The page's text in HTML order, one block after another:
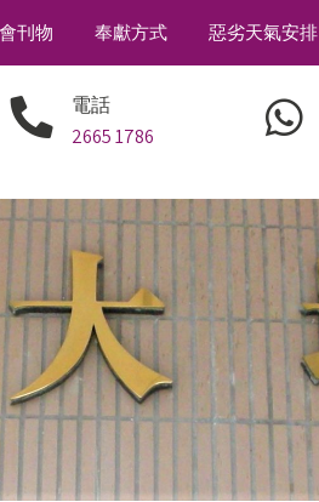
刊物 奉獻方式 惡劣天氣安排
電話
2665 1786